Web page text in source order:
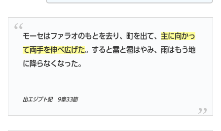
モーセはファラオのもとを去り、町を出て、 主に向かっ
て両手を伸べ広げた。すると雷と雹はやみ、雨はもう地
に降らなくなった。
出エジプト記 9章33節